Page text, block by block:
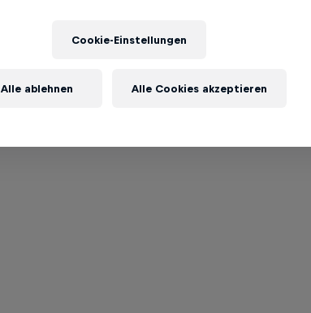
Cookie-Einstellungen
Alle ablehnen Alle Cookies akzeptieren